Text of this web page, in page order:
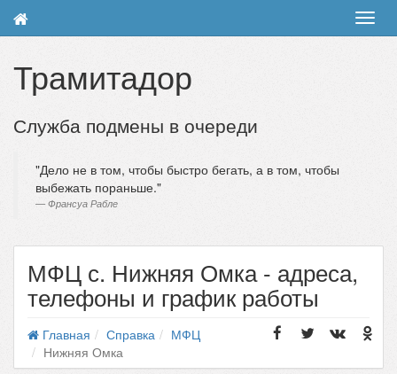
Трамитадор
Служба подмены в очереди
Дело не в том, чтобы быстро бегать, а в том, чтобы
выбежать пораньше.
Франсуа Рабле
МФЦ с. Нижняя Омка - адреса,
телефоны и график работы
Главная Справка
МФЦ
Нижняя Омка